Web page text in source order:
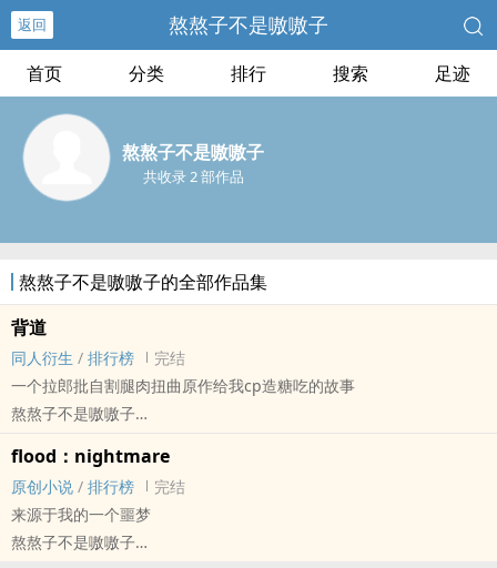
返回 熬熬子不是嗷嗷子
首页 分类 排行 搜索 足迹
熬熬子不是嗷嗷子
共收录 2 部作品
熬熬子不是嗷嗷子的全部作品集
背道
同人衍生 / 排行榜
完结
一个拉郎批自割腿肉扭曲原作给我cp造糖吃的故事
熬熬子不是嗷嗷子
GL
短篇 - 完结
flood：nightmare
原创小说 / 排行榜
完结
来源于我的一个噩梦
熬熬子不是嗷嗷子